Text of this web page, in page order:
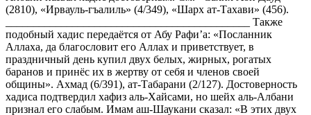
(2810), «Ирвауль-гъалиль» (4/349), «Шарх ат-Тахави» (456).
____________________________________________ Также
подобный хадис передаётся от Абу Рафи’а: «Посланник
Аллаха, да благословит его Аллах и приветствует, в
праздничный день купил двух белых, жирных, рогатых
баранов и принёс их в жертву от себя и членов своей
общины». Ахмад (6/391), ат-Табарани (2/127). Достоверность
хадиса подтвердил хафиз аль-Хайсами, но шейх аль-Албани
признал его слабым. Имам аш-Шаукани сказал: «В этих двух